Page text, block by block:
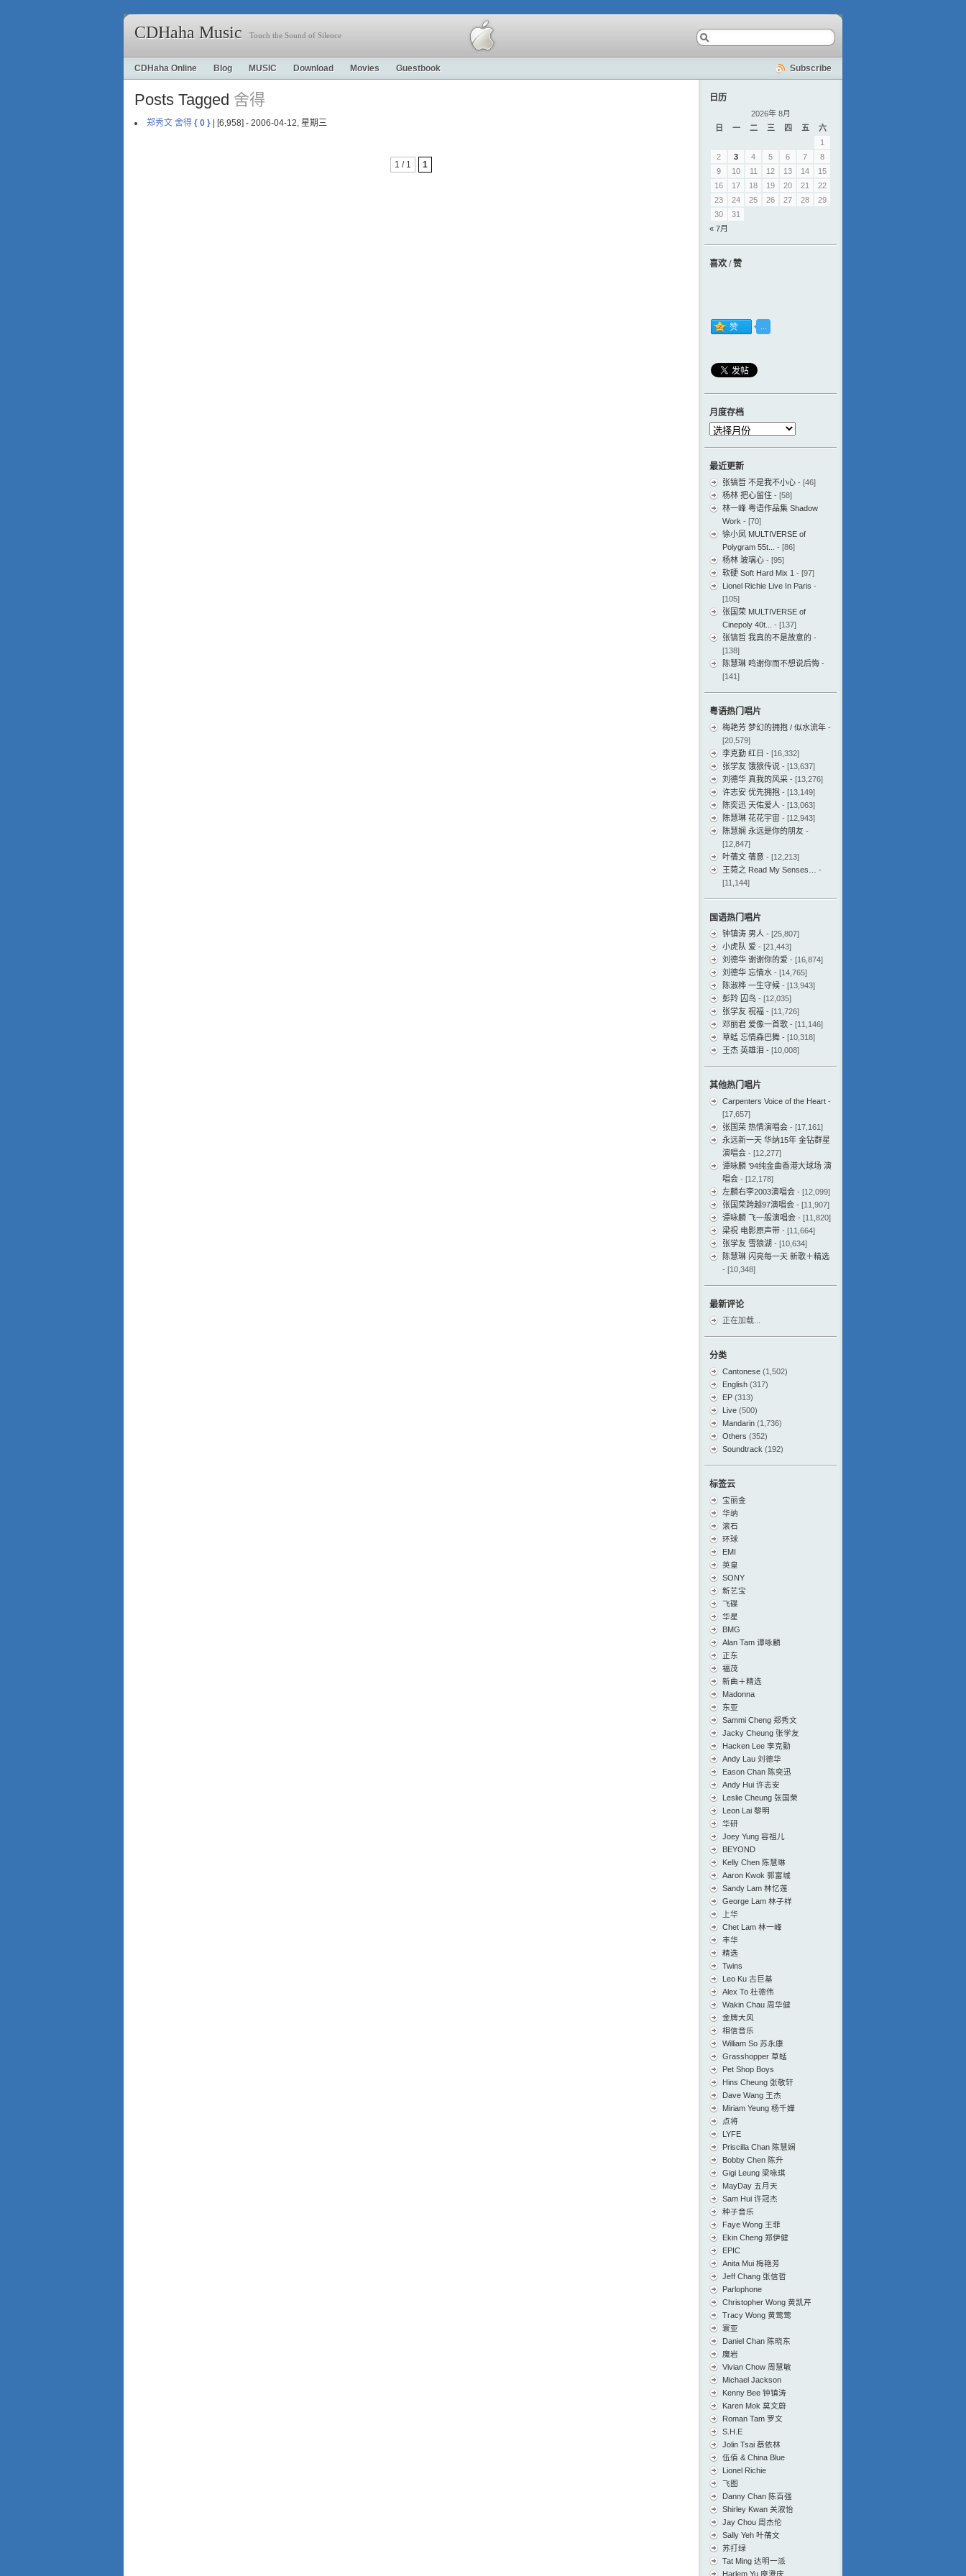
CDHaha Music Touch the Sound of Silence
CDHaha Online Blog MUSIC Download Movies Guestbook Subscribe
Posts Tagged 舍得
郑秀文 舍得 { 0 } | [6,958] - 2006-04-12, 星期三
1 / 1 1
日历
2026年 8月
日
一 二 三 四 五
六
1
2
3 4 5 6 7
8
9
10 11 12 13 14
15
16
17 18 19 20 21
22
23
24 25 26 27 28
29
30
31
« 7月
喜欢 / 赞
月度存档
月
档
最近更新
张镐哲 不是我不小心 - [46]
杨林 把心留住 - [58]
林一峰 粤语作品集 Shadow
Work - [70]
徐小凤 MULTIVERSE of
Polygram 55t...
- [86]
杨林 玻璃心 - [95]
软硬 Soft Hard Mix 1 - [97]
Lionel Richie Live In Paris -
[105]
张国荣 MULTIVERSE of
Cinepoly 40t...
- [137]
张镐哲 我真的不是故意的 -
[138]
陈慧琳 鸣谢你而不想说后悔 -
[141]
粤语热门唱片
梅艳芳 梦幻的拥抱 / 似水流年 -
[20,579]
李克勤 红日 - [16,332]
张学友 饿狼传说 - [13,637]
刘德华 真我的风采 - [13,276]
许志安 优先拥抱 - [13,149]
陈奕迅 天佑爱人 - [13,063]
陈慧琳 花花宇宙 - [12,943]
陈慧娴 永远是你的朋友 -
[12,847]
叶蒨文 蒨意 - [12,213]
王菀之 Read My Senses…
-
[11,144]
国语热门唱片
钟镇涛 男人 - [25,807]
小虎队 爱 - [21,443]
刘德华 谢谢你的爱 - [16,874]
刘德华 忘情水 - [14,765]
陈淑桦 一生守候 - [13,943]
彭羚 囚鸟 - [12,035]
张学友 祝福 - [11,726]
邓丽君 爱像一首歌 - [11,146]
草蜢 忘情森巴舞 - [10,318]
王杰 英雄泪 - [10,008]
其他热门唱片
Carpenters Voice of the Heart -
[17,657]
张国荣 热情演唱会 - [17,161]
永远新一天 华纳15年 金钻群星
演唱会 - [12,277]
谭咏麟 ’94纯金曲香港大球场 演
唱会 - [12,178]
左麟右李2003演唱会 - [12,099]
张国荣跨越97演唱会 - [11,907]
谭咏麟 飞一般演唱会 - [11,820]
梁祝 电影原声带 - [11,664]
张学友 雪狼湖 - [10,634]
陈慧琳 闪亮每一天 新歌＋精选
- [10,348]
最新评论
正在加载...
分类
Cantonese (1,502)
English (317)
EP (313)
Live (500)
Mandarin (1,736)
Others (352)
Soundtrack (192)
标签云
宝丽金
华纳
滚石
环球
EMI
英皇
SONY
新艺宝
飞碟
华星
BMG
Alan Tam 谭咏麟
正东
福茂
新曲＋精选
Madonna
东亚
Sammi Cheng 郑秀文
Jacky Cheung 张学友
Hacken Lee 李克勤
Andy Lau 刘德华
Eason Chan 陈奕迅
Andy Hui 许志安
Leslie Cheung 张国荣
Leon Lai 黎明
华研
Joey Yung 容祖儿
BEYOND
Kelly Chen 陈慧琳
Aaron Kwok 郭富城
Sandy Lam 林忆莲
George Lam 林子祥
上华
Chet Lam 林一峰
丰华
精选
Twins
Leo Ku 古巨基
Alex To 杜德伟
Wakin Chau 周华健
金牌大风
相信音乐
William So 苏永康
Grasshopper 草蜢
Pet Shop Boys
Hins Cheung 张敬轩
Dave Wang 王杰
Miriam Yeung 杨千嬅
点将
LYFE
Priscilla Chan 陈慧娴
Bobby Chen 陈升
Gigi Leung 梁咏琪
MayDay 五月天
Sam Hui 许冠杰
种子音乐
Faye Wong 王菲
Ekin Cheng 郑伊健
EPIC
Anita Mui 梅艳芳
Jeff Chang 张信哲
Parlophone
Christopher Wong 黄凯芹
Tracy Wong 黄莺莺
寰亚
Daniel Chan 陈晓东
魔岩
Vivian Chow 周慧敏
Michael Jackson
Kenny Bee 钟镇涛
Karen Mok 莫文蔚
Roman Tam 罗文
S.H.E
Jolin Tsai 蔡依林
伍佰 & China Blue
Lionel Richie
飞图
Danny Chan 陈百强
Shirley Kwan 关淑怡
Jay Chou 周杰伦
Sally Yeh 叶蒨文
苏打绿
Tat Ming 达明一派
Harlem Yu 庾澄庆